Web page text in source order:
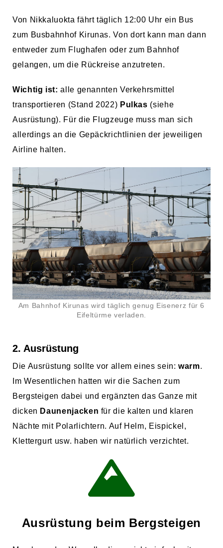
Von Nikkaluokta fährt täglich 12:00 Uhr ein Bus
zum Busbahnhof Kirunas. Von dort kann man dann
entweder zum Flughafen oder zum Bahnhof
gelangen, um die Rückreise anzutreten.
Wichtig ist: alle genannten Verkehrsmittel
transportieren (Stand 2022) Pulkas (siehe
Ausrüstung). Für die Flugzeuge muss man sich
allerdings an die Gepäckrichtlinien der jeweiligen
Airline halten.
Am Bahnhof Kirunas wird täglich genug Eisenerz für 6
Eifeltürme verladen.
2. Ausrüstung
Die Ausrüstung sollte vor allem eines sein:warm.
Im Wesentlichen hatten wir die Sachen zum
Bergsteigen dabei und ergänzten das Ganze mit
dicken Daunenjacken für die kalten und klaren
Nächte mit Polarlichtern. Auf Helm, Eispickel,
Klettergurt usw. haben wir natürlich verzichtet.
Ausrüstung beim Bergsteigen